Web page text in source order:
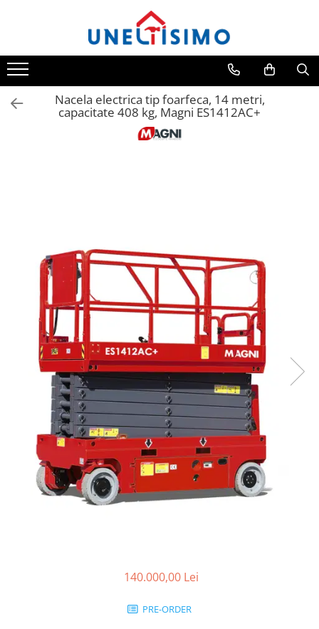
Tocatoare crengi si resturi vegetale
Despicatoare lemn
Prelucrare biomasa
Aspiratoare si suflante frunze
Despicatoare priza tractor PTO
Fierastraie circulare lemne
Infoliatoare
Linii taiere si despicare
Masini de maturat
Mori de cereale
Polizoare de cioturi pomi
Tocatoare electrice
Tocatoare hidraulice
Tocatoare pe benzina
Tocatoare priza PTO tractor
Utilaje de fabricat peleti
Nacela electrica tip foarfeca, 14 metri,
capacitate 408 kg, Magni ES1412AC+
140.000,00 Lei
PRE-ORDER